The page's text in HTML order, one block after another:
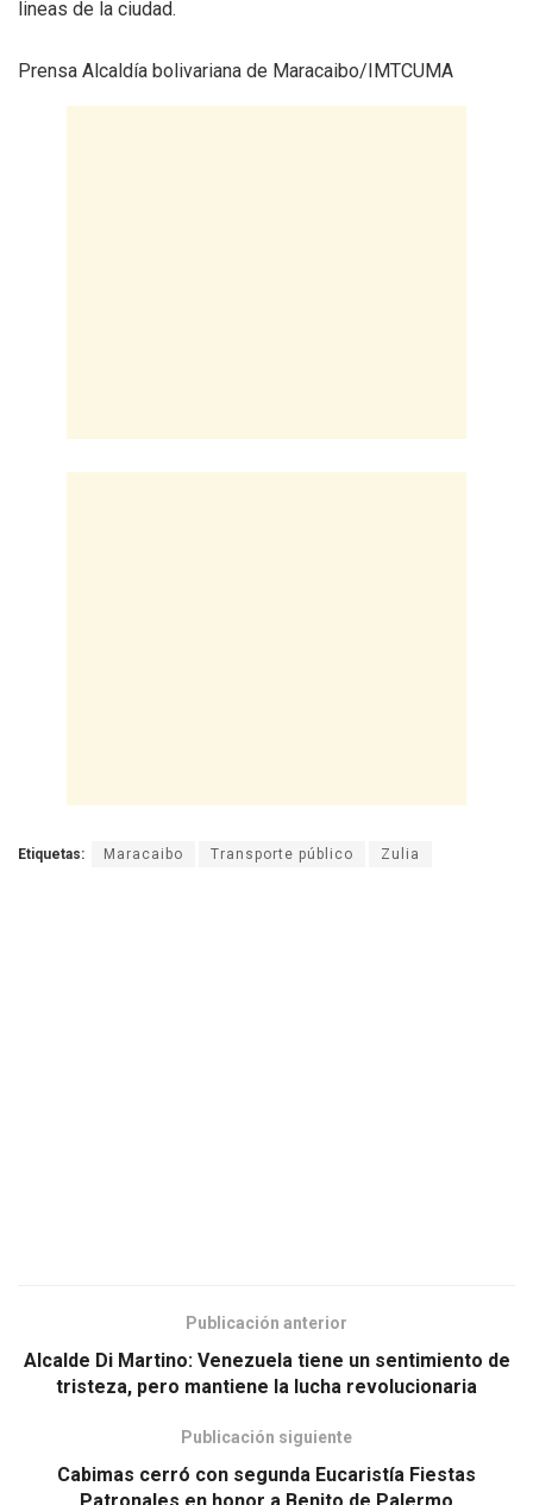
lineas de la ciudad.
Prensa Alcaldía bolivariana de Maracaibo/IMTCUMA
Etiquetas: Maracaibo Transporte público Zulia
Publicación anterior
Alcalde Di Martino: Venezuela tiene un sentimiento de
tristeza, pero mantiene la lucha revolucionaria
Publicación siguiente
Cabimas cerró con segunda Eucaristía Fiestas